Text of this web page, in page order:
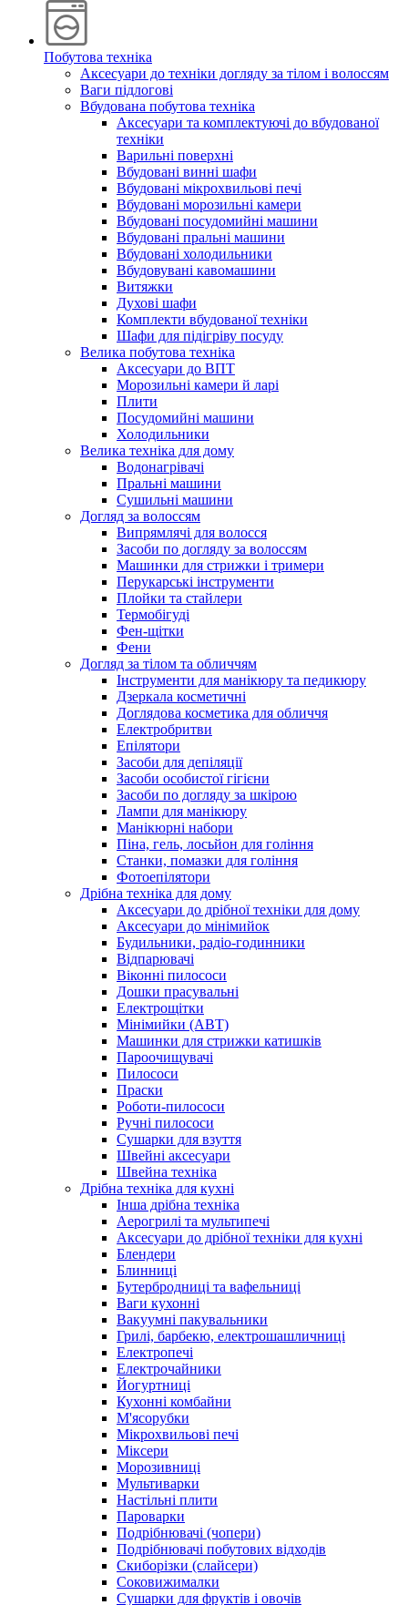
Побутова техніка
Аксесуари до техніки догляду за тілом і волоссям
Ваги підлогові
Вбудована побутова техніка
Аксесуари та комплектуючі до вбудованої
техніки
Варильні поверхні
Вбудовані винні шафи
Вбудовані мікрохвильові печі
Вбудовані морозильні камери
Вбудовані посудомийні машини
Вбудовані пральні машини
Вбудовані холодильники
Вбудовувані кавомашини
Витяжки
Духові шафи
Комплекти вбудованої техніки
Шафи для підігріву посуду
Велика побутова техніка
Аксесуари до ВПТ
Морозильні камери й ларі
Плити
Посудомийні машини
Холодильники
Велика техніка для дому
Водонагрівачі
Пральні машини
Сушильні машини
Догляд за волоссям
Випрямлячі для волосся
Засоби по догляду за волоссям
Машинки для стрижки і тримери
Перукарські інструменти
Плойки та стайлери
Термобігуді
Фен-щітки
Фени
Догляд за тілом та обличчям
Інструменти для манікюру та педикюру
Дзеркала косметичні
Доглядова косметика для обличчя
Електробритви
Епілятори
Засоби для депіляції
Засоби особистої гігієни
Засоби по догляду за шкірою
Лампи для манікюру
Манікюрні набори
Піна, гель, лосьйон для гоління
Станки, помазки для гоління
Фотоепілятори
Дрібна техніка для дому
Аксесуари до дрібної техніки для дому
Аксесуари до мінімийок
Будильники, радіо-годинники
Відпарювачі
Віконні пилососи
Дошки прасувальні
Електрощітки
Мінімийки (АВТ)
Машинки для стрижки катишків
Пароочищувачі
Пилососи
Праски
Роботи-пилососи
Ручні пилососи
Сушарки для взуття
Швейні аксесуари
Швейна техніка
Дрібна техніка для кухні
Інша дрібна техніка
Аерогрилі та мультипечі
Аксесуари до дрібної техніки для кухні
Блендери
Блинниці
Бутербродниці та вафельниці
Ваги кухонні
Вакуумні пакувальники
Грилі, барбекю, електрошашличниці
Електропечі
Електрочайники
Йогуртниці
Кухонні комбайни
М'ясорубки
Мікрохвильові печі
Міксери
Морозивниці
Мультиварки
Настільні плити
Пароварки
Подрібнювачі (чопери)
Подрібнювачі побутових відходів
Скиборізки (слайсери)
Соковижималки
Сушарки для фруктів і овочів